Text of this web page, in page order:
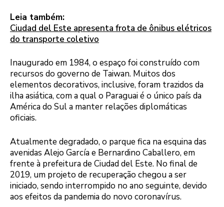
Leia também:
Ciudad del Este apresenta frota de ônibus elétricos
do transporte coletivo
Inaugurado em 1984, o espaço foi construído com
recursos do governo de Taiwan. Muitos dos
elementos decorativos, inclusive, foram trazidos da
ilha asiática, com a qual o Paraguai é o único país da
América do Sul a manter relações diplomáticas
oficiais.
Atualmente degradado, o parque fica na esquina das
avenidas Alejo García e Bernardino Caballero, em
frente à prefeitura de Ciudad del Este. No final de
2019, um projeto de recuperação chegou a ser
iniciado, sendo interrompido no ano seguinte, devido
aos efeitos da pandemia do novo coronavírus.